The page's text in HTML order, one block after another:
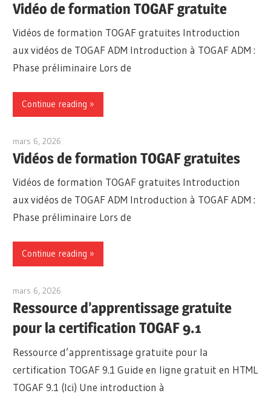
Vidéo de formation TOGAF gratuite
Vidéos de formation TOGAF gratuites Introduction
aux vidéos de TOGAF ADM Introduction à TOGAF ADM :
Phase préliminaire Lors de
Continue reading
mars 6, 2026
Vidéos de formation TOGAF gratuites
Vidéos de formation TOGAF gratuites Introduction
aux vidéos de TOGAF ADM Introduction à TOGAF ADM :
Phase préliminaire Lors de
Continue reading
mars 6, 2026
Ressource d’apprentissage gratuite
pour la certification TOGAF 9.1
Ressource d’apprentissage gratuite pour la
certification TOGAF 9.1 Guide en ligne gratuit en HTML
TOGAF 9.1 (Ici) Une introduction à